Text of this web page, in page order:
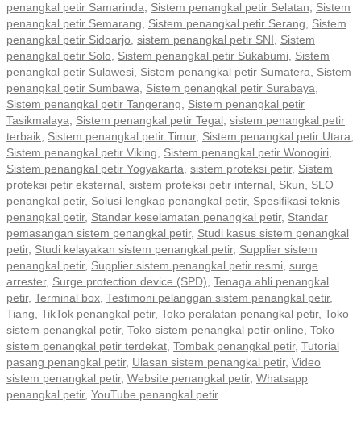
penangkal petir Samarinda, Sistem penangkal petir Selatan, Sistem
penangkal petir Semarang, Sistem penangkal petir Serang, Sistem
penangkal petir Sidoarjo, sistem penangkal petir SNI, Sistem
penangkal petir Solo, Sistem penangkal petir Sukabumi, Sistem
penangkal petir Sulawesi, Sistem penangkal petir Sumatera, Sistem
penangkal petir Sumbawa, Sistem penangkal petir Surabaya,
Sistem penangkal petir Tangerang, Sistem penangkal petir
Tasikmalaya, Sistem penangkal petir Tegal, sistem penangkal petir
terbaik, Sistem penangkal petir Timur, Sistem penangkal petir Utara,
Sistem penangkal petir Viking, Sistem penangkal petir Wonogiri,
Sistem penangkal petir Yogyakarta, sistem proteksi petir, Sistem
proteksi petir eksternal, sistem proteksi petir internal, Skun, SLO
penangkal petir, Solusi lengkap penangkal petir, Spesifikasi teknis
penangkal petir, Standar keselamatan penangkal petir, Standar
pemasangan sistem penangkal petir, Studi kasus sistem penangkal
petir, Studi kelayakan sistem penangkal petir, Supplier sistem
penangkal petir, Supplier sistem penangkal petir resmi, surge
arrester, Surge protection device (SPD), Tenaga ahli penangkal
petir, Terminal box, Testimoni pelanggan sistem penangkal petir,
Tiang, TikTok penangkal petir, Toko peralatan penangkal petir, Toko
sistem penangkal petir, Toko sistem penangkal petir online, Toko
sistem penangkal petir terdekat, Tombak penangkal petir, Tutorial
pasang penangkal petir, Ulasan sistem penangkal petir, Video
sistem penangkal petir, Website penangkal petir, Whatsapp
penangkal petir, YouTube penangkal petir